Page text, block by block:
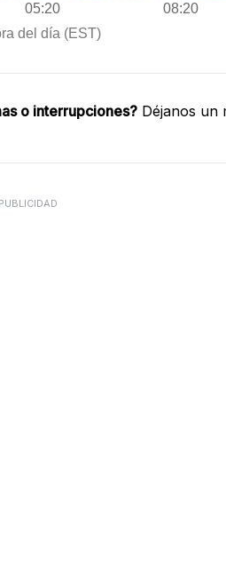
o interrupciones? Déjanos un
PUBLICIDAD